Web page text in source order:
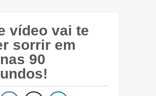
vídeo vai te
sorrir em
90